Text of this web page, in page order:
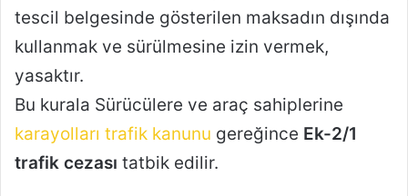
tescil belgesinde gösterilen maksadın dışında
kullanmak ve sürülmesine izin vermek,
yasaktır.
Bu kurala Sürücülere ve araç sahiplerine
karayolları trafik kanunu gereğince Ek-2/1
trafik cezası tatbik edilir.